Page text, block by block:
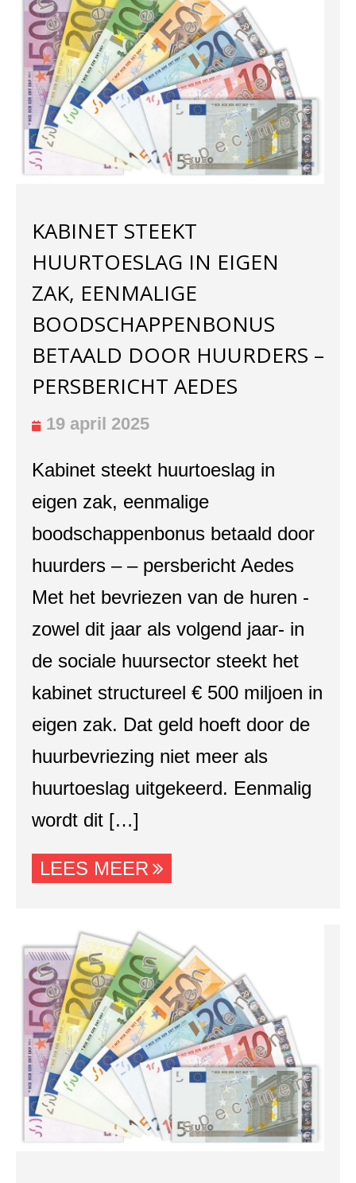
KABINET STEEKT
HUURTOESLAG IN EIGEN
ZAK, EENMALIGE
BOODSCHAPPENBONUS
BETAALD DOOR HUURDERS –
PERSBERICHT AEDES
19 april 2025
Kabinet steekt huurtoeslag in
eigen zak, eenmalige
boodschappenbonus betaald door
huurders – – persbericht Aedes
Met het bevriezen van de huren -
zowel dit jaar als volgend jaar- in
de sociale huursector steekt het
kabinet structureel € 500 miljoen in
eigen zak. Dat geld hoeft door de
huurbevriezing niet meer als
huurtoeslag uitgekeerd. Eenmalig
wordt dit […]
LEES MEER